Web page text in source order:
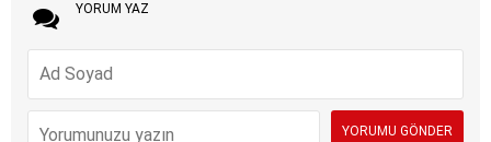
YORUM YAZ